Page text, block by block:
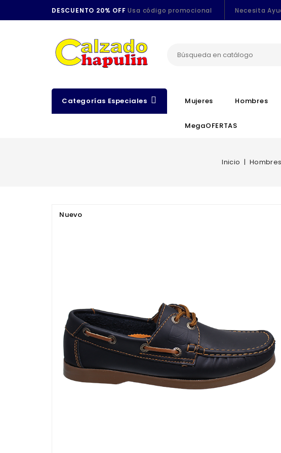
DESCUENTO 20% OFF Usa código promocional Necesita
Categorías Especiales Mujeres Hombres
MegaOFERTAS
Inicio Hombres
Nuevo